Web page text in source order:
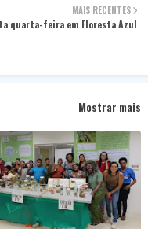
MAIS RECENTES
quarta-feira em Floresta Azul
Mostrar mais